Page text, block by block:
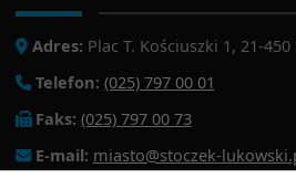
Adres: Plac T. Kościuszki 1, 21-
Telefon: (025) 797 00 01
Faks: (025) 797 00 73
E-mail: miasto@stoczek-